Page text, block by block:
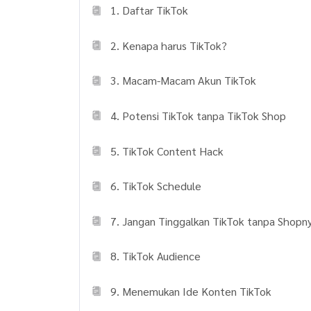
1. Daftar TikTok
2. Kenapa harus TikTok?
3. Macam-Macam Akun TikTok
4. Potensi TikTok tanpa TikTok Shop
5. TikTok Content Hack
6. TikTok Schedule
7. Jangan Tinggalkan TikTok tanpa
8. TikTok Audience
9. Menemukan Ide Konten TikTok